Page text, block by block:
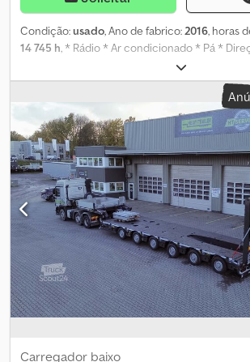
Condição:usado, Ano de fabrico:2016, horas
14 745 h, * Rádio * Ar condicionado * Pá *
Câmara de marcha-atrás * Sistema
Peso: 24.000 kg -----Número interno do
erros e venda antecipada Suporte via
dúvidas sobre o veículo ou mais informações,
mensagem pelo WhatsApp. Dodpfxexchqmj
alemão, inglês -- WhatsApp alemão, inglês,
Carregador baixo